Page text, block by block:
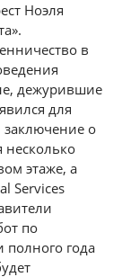
Ноэля
в
дежурившие
для
заключение о
несколько
этаже, а
Services
по
полного года